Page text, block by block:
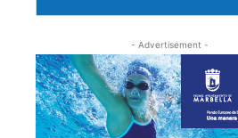
- Advertisement -